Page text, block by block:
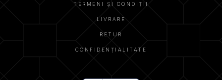
TERMENI ȘI CONDIȚII
LIVRARE
RETUR
CONFIDENȚIALITATE